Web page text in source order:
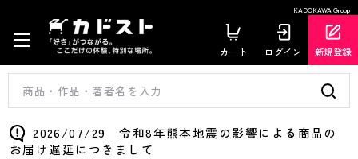
KADOKAWA Group
カート ログイン 新規登録
2026/07/29 令和8年熊本地震の影響による商品の
お届け遅延につきまして